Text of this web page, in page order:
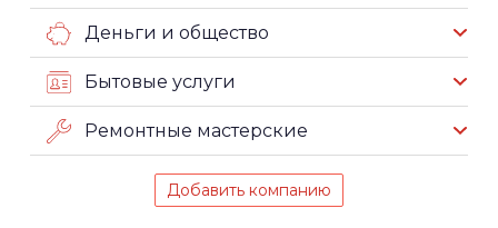
Деньги и общество
Бытовые услуги
Ремонтные мастерские
Добавить компанию